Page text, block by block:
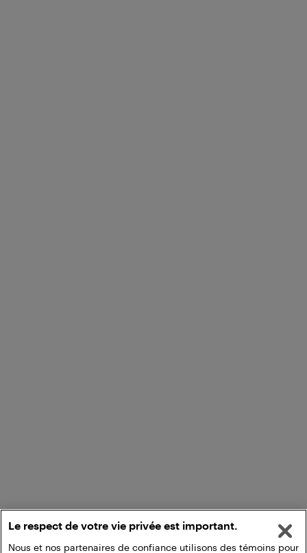
Le respect de votre vie privée est important.
Nous et nos partenaires de confiance utilisons des témoins pour